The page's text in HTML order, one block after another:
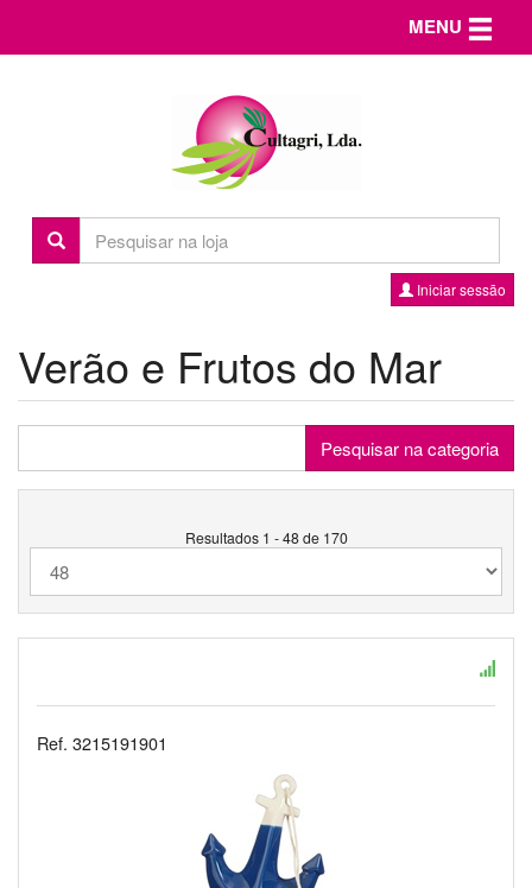
Iniciar sessão
MENU Toggle
Verão e Frutos do Mar
Pesquisar na categoria
Resultados 1 - 48 de 170
Ref. 3215191901